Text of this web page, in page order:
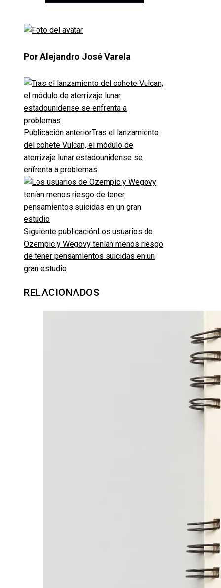
Por Alejandro José Varela
Publicación anteriorTras el lanzamiento
del cohete Vulcan, el módulo de
aterrizaje lunar estadounidense se
enfrenta a problemas
Siguiente publicaciónLos usuarios de
Ozempic y Wegovy tenían menos riesgo
de tener pensamientos suicidas en un
gran estudio
RELACIONADOS